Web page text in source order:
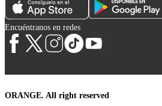
Encuéntranos en redes
ORANGE. All right reserved